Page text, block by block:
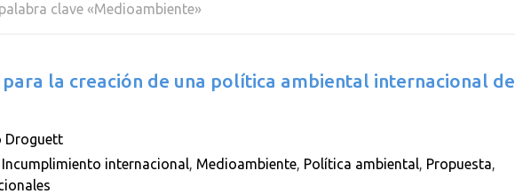
clave «Medioambiente»
la creación de una política ambiental internacional de
Droguett
Incumplimiento internacional, Medioambiente, Política ambiental, Propuesta,